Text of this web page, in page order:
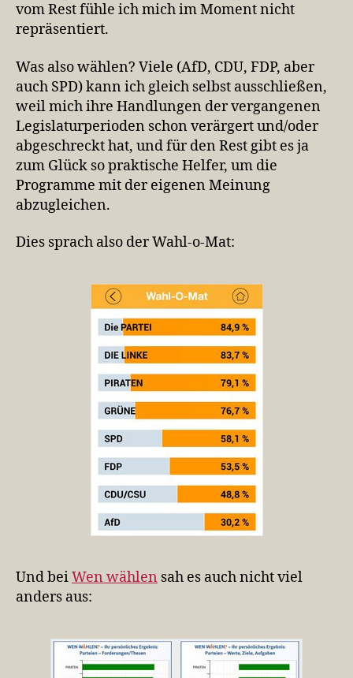
vom Rest fühle ich mich im Moment nicht
repräsentiert.
Was also wählen? Viele (AfD, CDU, FDP, aber
auch SPD) kann ich gleich selbst ausschließen,
weil mich ihre Handlungen der vergangenen
Legislaturperioden schon verärgert und/oder
abgeschreckt hat, und für den Rest gibt es ja
zum Glück so praktische Helfer, um die
Programme mit der eigenen Meinung
abzugleichen.
Dies sprach also der Wahl-o-Mat:
Und beiWen wählen sah es auch nicht viel
anders aus: